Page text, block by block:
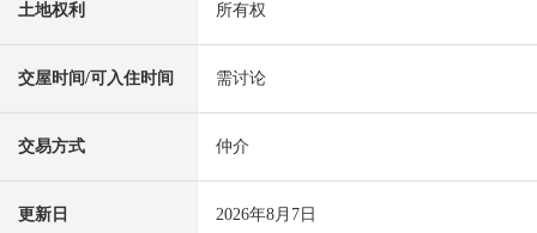
土地权利 所有权
交屋时间/可入住时间 需讨论
交易方式 仲介
更新日 2026年8月7日